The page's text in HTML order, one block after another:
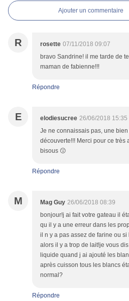
Ajouter un commentaire
R rosette 07/11/2018 09:07
bravo Sandrine! il me tarde de
maman de fabienne!!!
Répondre
E elodiesucree 26/06/2018 15:35
Je ne connaissais pas, une
découverte!!! Merci pour ce très
bisous 😗
Répondre
M Mag Guy 26/06/2018 08:39
bonjour!j ai fait votre gateau il
qu il y a une erreur dans les
il n y a pas assez de farine ou
alors il y a trop de lait!je vous
liquide quand j ai ajouté les
après cuisson tous les blancs
normal?
Répondre